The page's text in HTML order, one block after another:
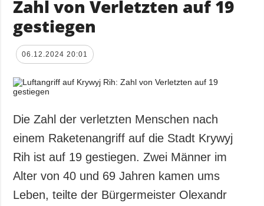
ALLE
RUBRIKEN
Krieg
Wiederaufbau
Politik
Militär
Gesellschaft und
Kultur
Sport
Kriminalität
AGENTUR
Politik zur
personenbezogener
Zahl von Verletzten auf 19
gestiegen
06.12.2024 20:01
Die Zahl der verletzten Menschen nach
einem Raketenangriff auf die Stadt Krywyj
Rih ist auf 19 gestiegen. Zwei Männer im
Alter von 40 und 69 Jahren kamen ums
Leben, teilte der Bürgermeister Olexandr